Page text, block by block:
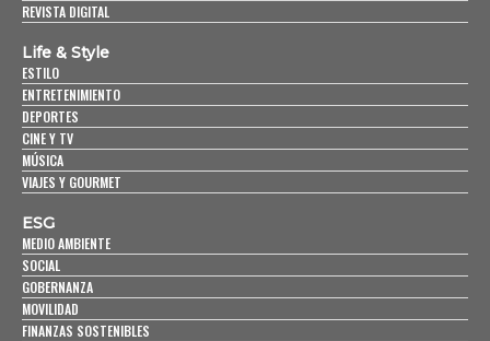
REVISTA DIGITAL
Life & Style
ESTILO
ENTRETENIMIENTO
DEPORTES
CINE Y TV
MÚSICA
VIAJES Y GOURMET
ESG
MEDIO AMBIENTE
SOCIAL
GOBERNANZA
MOVILIDAD
FINANZAS SOSTENIBLES